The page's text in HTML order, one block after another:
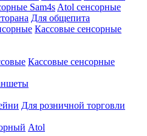
Sam4s Atol сенсорные
Для общепита
Кассовые сенсорные
Кассовые сенсорные
Для розничной торговли
Atol